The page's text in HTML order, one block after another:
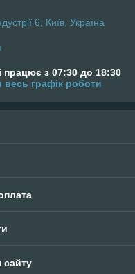
6, Київ, Україна
працює з 07:30 до 18:30
весь графік роботи
сайту